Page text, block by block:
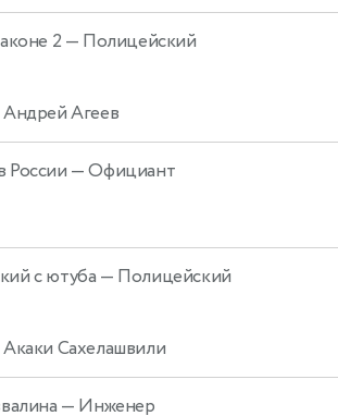
2 — Полицейский
Агеев
России — Официант
с ютуба — Полицейский
Сахелашвили
— Инженер